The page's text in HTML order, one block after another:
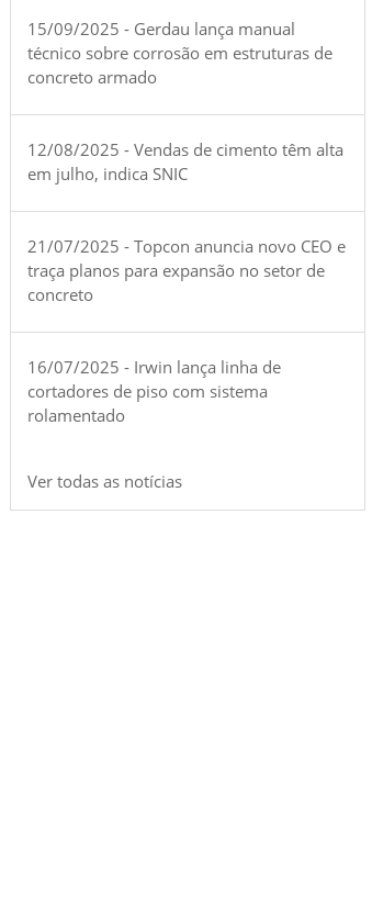
15/09/2025 - Gerdau lança manual
técnico sobre corrosão em estruturas de
concreto armado
12/08/2025 - Vendas de cimento têm alta
em julho, indica SNIC
21/07/2025 - Topcon anuncia novo CEO e
traça planos para expansão no setor de
concreto
16/07/2025 - Irwin lança linha de
cortadores de piso com sistema
rolamentado
Ver todas as notícias